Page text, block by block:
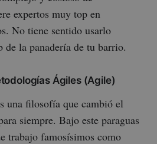
expertos muy top en
No tiene sentido usarlo
de la panadería de tu barrio.
Ágiles (Agile)
una filosofía que cambió el
siempre. Bajo este paraguas
trabajo famosísimos como